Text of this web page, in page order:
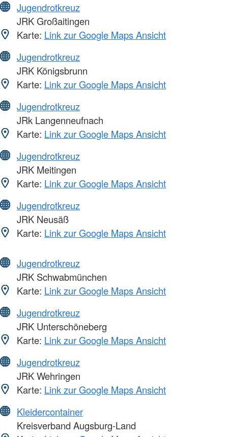
Jugendrotkreuz
JRK Großaitingen
Karte: Link zur Google Maps Ansicht
Jugendrotkreuz
JRK Königsbrunn
Karte: Link zur Google Maps Ansicht
Jugendrotkreuz
JRk Langenneufnach
Karte: Link zur Google Maps Ansicht
Jugendrotkreuz
JRK Meitingen
Karte: Link zur Google Maps Ansicht
Jugendrotkreuz
JRK Neusäß
Karte: Link zur Google Maps Ansicht
Jugendrotkreuz
JRK Schwabmünchen
Karte: Link zur Google Maps Ansicht
Jugendrotkreuz
JRK Unterschöneberg
Karte: Link zur Google Maps Ansicht
Jugendrotkreuz
JRK Wehringen
Karte: Link zur Google Maps Ansicht
Kleidercontainer
Kreisverband Augsburg-Land